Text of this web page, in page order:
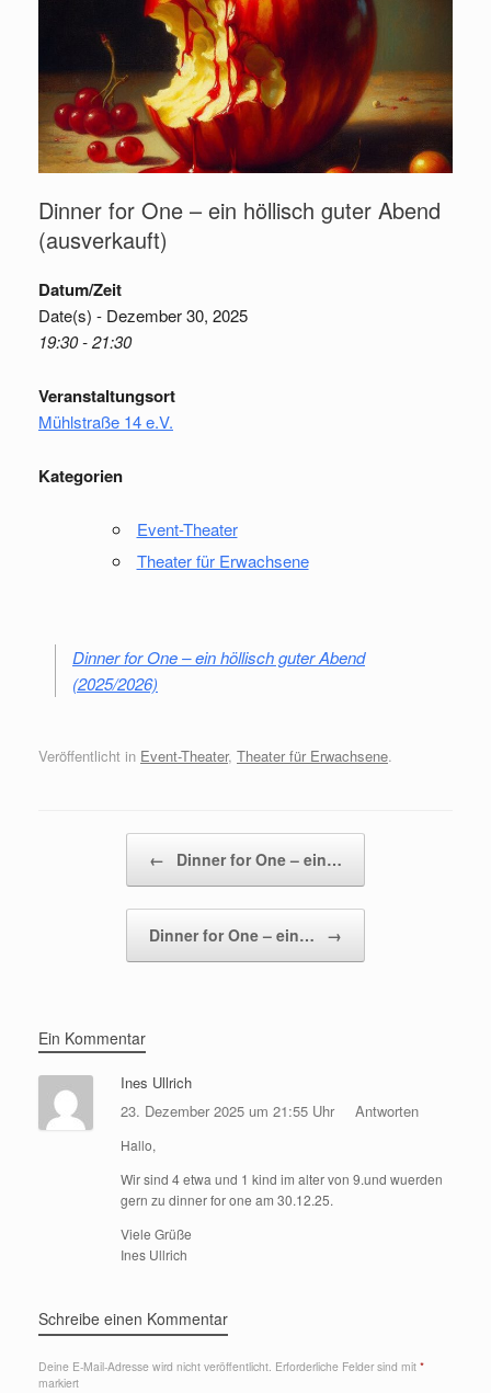
Dinner for One – ein höllisch guter Abend
(ausverkauft)
Datum/Zeit
Date(s) - Dezember 30, 2025
19:30 - 21:30
Veranstaltungsort
Mühlstraße 14 e.V.
Kategorien
Event-Theater
Theater für Erwachsene
Dinner for One – ein höllisch guter Abend
(2025/2026)
Veröffentlicht in Event-Theater, Theater für Erwachsene.
← Dinner for One – ein…
Dinner for One – ein… →
Ein Kommentar
Ines Ullrich
23. Dezember 2025 um 21:55 Uhr
Antworten
Hallo,
Wir sind 4 etwa und 1 kind im alter von 9.und wuerden
gern zu dinner for one am 30.12.25.
Viele Grüße
Ines Ullrich
Schreibe einen Kommentar
Deine E-Mail-Adresse wird nicht veröffentlicht. Erforderliche Felder sind mit *
markiert